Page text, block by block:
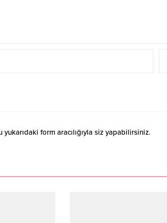
yukarıdaki form aracılığıyla siz yapabilirsiniz.